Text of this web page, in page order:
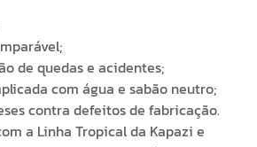
de quedas e acidentes;
com água e sabão neutro;
contra defeitos de fabricação.
a Linha Tropical da Kapazi e